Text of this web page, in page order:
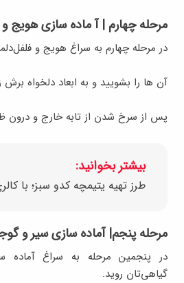
مرحله چهارم | آ ماده‌ سازی هویج
در مرحله چهارم به سراغ هویج و
آن ها را بشویید و به ابعاد دلخواه برش
پس از سرخ شدن از تابه خارج و درون
بیشتر بخوانید:
طرز تهیه یتیمچه کدو سبز؛ با
مرحله پنجم| آماده‌ سازی سیر و
در پنجمین مرحله به سراغ
گیاهی‌تان روید.